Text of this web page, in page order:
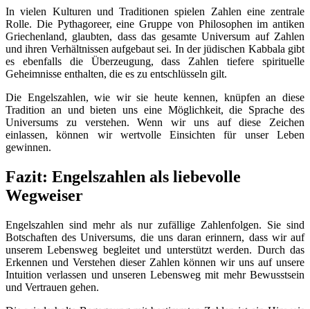
In vielen Kulturen und Traditionen spielen Zahlen eine zentrale
Rolle. Die Pythagoreer, eine Gruppe von Philosophen im antiken
Griechenland, glaubten, dass das gesamte Universum auf Zahlen
und ihren Verhältnissen aufgebaut sei. In der jüdischen Kabbala gibt
es ebenfalls die Überzeugung, dass Zahlen tiefere spirituelle
Geheimnisse enthalten, die es zu entschlüsseln gilt.
Die Engelszahlen, wie wir sie heute kennen, knüpfen an diese
Tradition an und bieten uns eine Möglichkeit, die Sprache des
Universums zu verstehen. Wenn wir uns auf diese Zeichen
einlassen, können wir wertvolle Einsichten für unser Leben
gewinnen.
Fazit: Engelszahlen als liebevolle
Wegweiser
Engelszahlen sind mehr als nur zufällige Zahlenfolgen. Sie sind
Botschaften des Universums, die uns daran erinnern, dass wir auf
unserem Lebensweg begleitet und unterstützt werden. Durch das
Erkennen und Verstehen dieser Zahlen können wir uns auf unsere
Intuition verlassen und unseren Lebensweg mit mehr Bewusstsein
und Vertrauen gehen.